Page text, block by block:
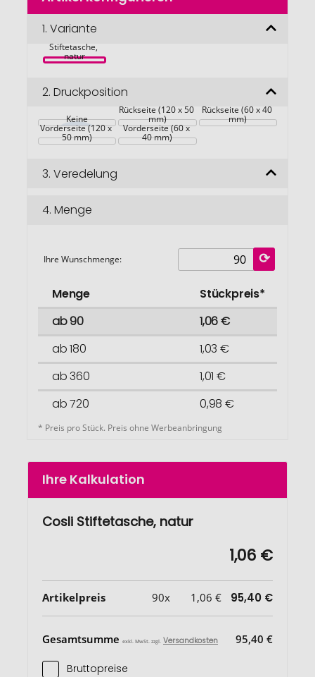
Bildgalerie
springen
1. Variante
Stiftetasche,
natur
2. Druckposition
Keine
Rückseite (120 x 50
mm)
Rückseite (60 x 40
mm)
Vorderseite (120 x
50 mm)
Vorderseite (60 x
40 mm)
3. Veredelung
4. Menge
Ihre Wunschmenge:
Menge
Stückpreis*
ab 90
1,06 €
ab 180
1,03 €
ab 360
1,01 €
ab 720
0,98 €
* Preis pro Stück. Preis ohne Werbeanbringung
Ihre Kalkulation
Cosli Stiftetasche, natur
1,06 €
Artikelpreis 90x 1,06 € 95,40 €
Gesamtsumme exkl. MwSt. zzgl. Versandkosten 95,40 €
Bruttopreise